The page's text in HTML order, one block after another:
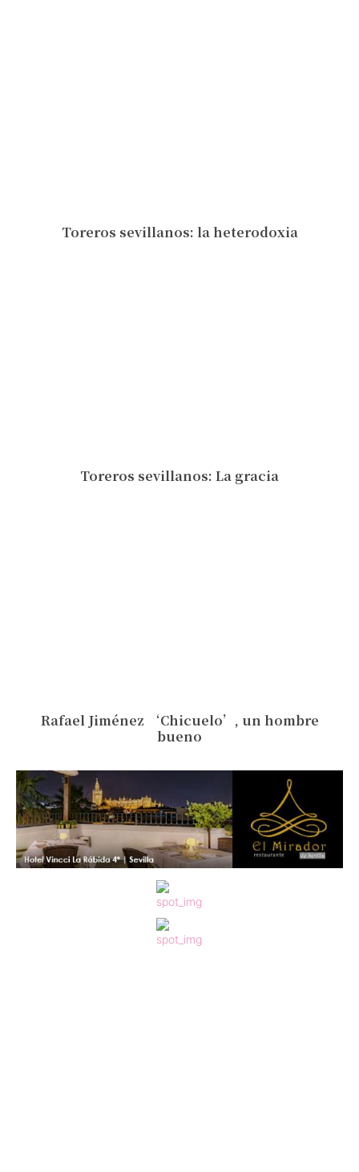
Toreros sevillanos: la heterodoxia
Toreros sevillanos: La gracia
Rafael Jiménez ‘Chicuelo’, un hombre
bueno